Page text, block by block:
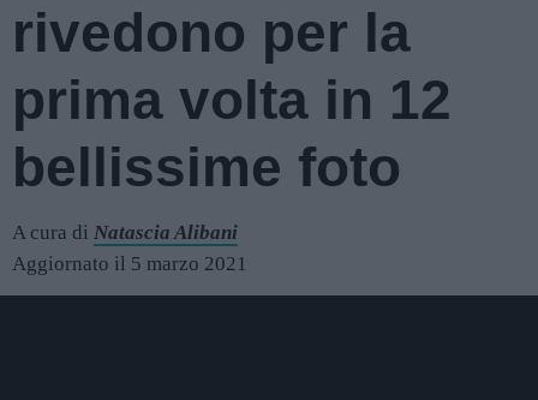
rivedono per la
prima volta in 12
bellissime foto
A cura di Natascia Alibani
Aggiornato il 5 marzo 2021